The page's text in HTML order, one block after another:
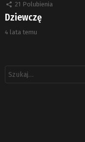
21 Polubienia
Dziewczę
4 lata temu